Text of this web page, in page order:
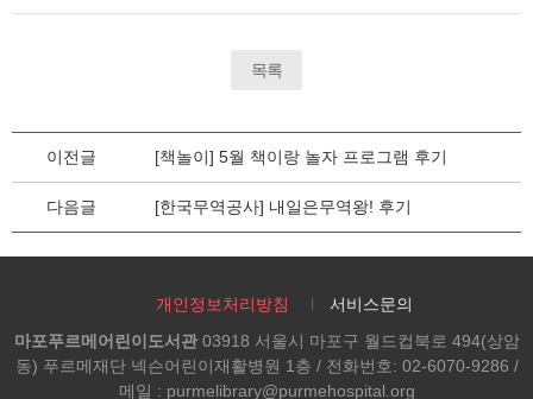
목록
이전글 [책놀이] 5월 책이랑 놀자 프로그램 후기
다음글 [한국무역공사] 내일은무역왕! 후기
개인정보처리방침
서비스문의
마포푸르메어린이도서관03918 서울시 마포구 월드컵북로 494(상암
동) 푸르메재단 넥슨어린이재활병원 1층 / 전화번호: 02-6070-9286 /
메일 : purmelibrary@purmehospital.org